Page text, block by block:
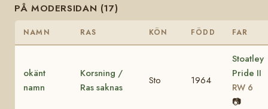
PÅ MODERSIDAN (17)
NAMN RAS KÖN FÖDD FAR
okänt
namn
Korsning /
Ras saknas
Sto 1964
Stoatley
Pride II
RW 6
📷